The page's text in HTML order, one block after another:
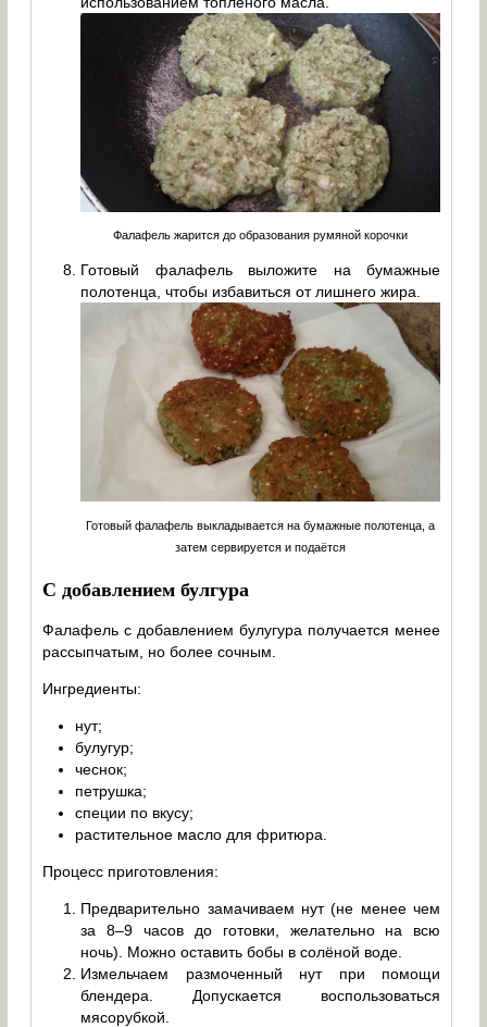
Фалафель жарится до образования румяной корочки
Готовый фалафель выложите на бумажные
полотенца, чтобы избавиться от лишнего жира.
Готовый фалафель выкладывается на бумажные полотенца, а
затем сервируется и подаётся
С добавлением булгура
Фалафель с добавлением булугура получается менее
рассыпчатым, но более сочным.
Ингредиенты:
нут;
булугур;
чеснок;
петрушка;
специи по вкусу;
растительное масло для фритюра.
Процесс приготовления:
Предварительно замачиваем нут (не менее чем
за 8–9 часов до готовки, желательно на всю
ночь). Можно оставить бобы в солёной воде.
Измельчаем размоченный нут при помощи
блендера. Допускается воспользоваться
мясорубкой.